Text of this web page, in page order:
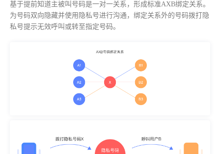
基于提前知道主被叫号码是一对一关系，形成标准AXB绑定关系。
为号码双向隐藏并使用隐私号进行沟通，绑定关系外的号码拨打隐
私号提示无效呼叫或转至指定号码。